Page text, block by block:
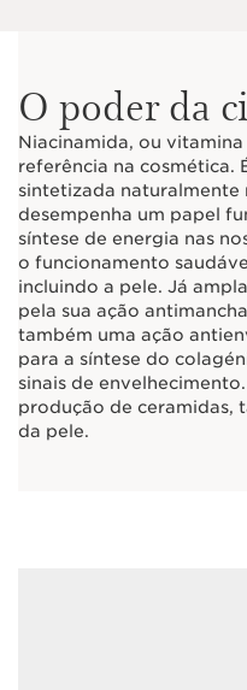
O poder da
Niacinamida, ou
referência na cosmética.
sintetizada naturalmente
desempenha um papel
síntese de energia nas
o funcionamento
incluindo a pele. Já
pela sua ação
também uma ação
para a síntese do
sinais de
produção de ceramidas,
da pele.